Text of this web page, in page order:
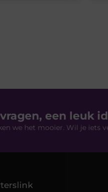
een leuk
we het mooier. Wil je iets